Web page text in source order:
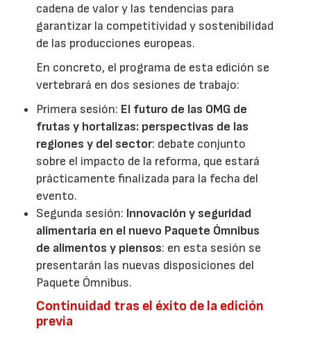
cadena de valor y las tendencias para
garantizar la competitividad y sostenibilidad
de las producciones europeas.
En concreto, el programa de esta edición se
vertebrará en dos sesiones de trabajo:
Primera sesión: El futuro de las OMG de
frutas y hortalizas: perspectivas de las
regiones y del sector: debate conjunto
sobre el impacto de la reforma, que estará
prácticamente finalizada para la fecha del
evento.
Segunda sesión: Innovación y seguridad
alimentaria en el nuevo Paquete Ómnibus
de alimentos y piensos: en esta sesión se
presentarán las nuevas disposiciones del
Paquete Ómnibus.
Continuidad tras el éxito de la edición
previa